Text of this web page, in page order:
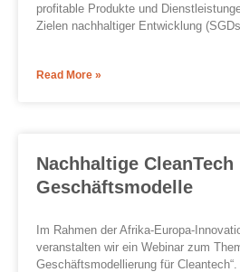
profitable Produkte und
Zielen nachhaltiger Entwicklung
Read More »
Nachhaltige CleanTech
Geschäftsmodelle
Im Rahmen der Afrika-Europa-
veranstalten wir ein Webinar zum
Geschäftsmodellierung für